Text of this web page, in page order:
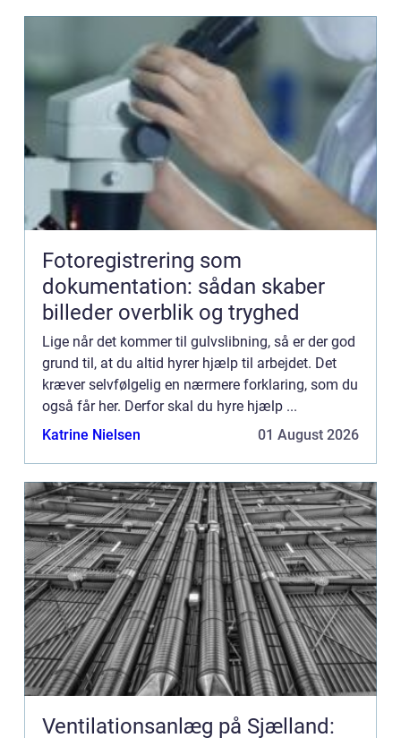
Fotoregistrering som
dokumentation: sådan skaber
billeder overblik og tryghed
Lige når det kommer til gulvslibning, så er der god
grund til, at du altid hyrer hjælp til arbejdet. Det
kræver selvfølgelig en nærmere forklaring, som du
også får her. Derfor skal du hyre hjælp ...
Katrine Nielsen
01 August 2026
Ventilationsanlæg på Sjælland: